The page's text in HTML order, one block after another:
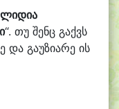
ლიდია
“. თუ შენც გაქვს
და გაუზიარე ის